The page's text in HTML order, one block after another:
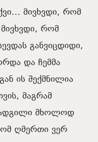
მივხვდი, რომ
რომ
განვიცდიდი,
და ჩემმა
ის შექმნილია
მაგრამ
მხოლოდ
ღმერთი ვერ